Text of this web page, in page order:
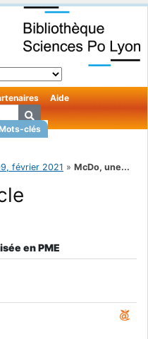
clés
Aide
février 2021 » McDo, une...
en PME